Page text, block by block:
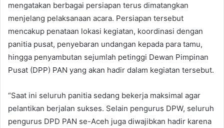
mengatakan berbagai persiapan terus dimatangkan
menjelang pelaksanaan acara. Persiapan tersebut
mencakup penataan lokasi kegiatan, koordinasi dengan
panitia pusat, penyebaran undangan kepada para tamu,
hingga penyambutan sejumlah petinggi Dewan Pimpinan
Pusat (DPP) PAN yang akan hadir dalam kegiatan tersebut.
“Saat ini seluruh panitia sedang bekerja maksimal agar
pelantikan berjalan sukses. Selain pengurus DPW, seluruh
pengurus DPD PAN se-Aceh juga diwajibkan hadir karena